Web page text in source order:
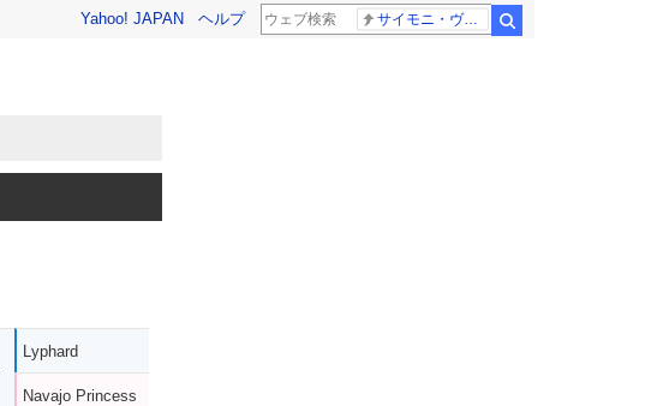
Yahoo! JAPAN ヘルプ サイモニ・ヴニランギ 死去
Lyphard
Navajo Princess